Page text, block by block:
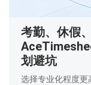
考勤、休假
划避坑
选择专业化程度更